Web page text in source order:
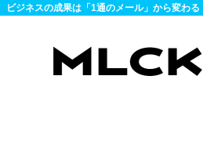
ビジネスの成果は「1通のメール」から変わる